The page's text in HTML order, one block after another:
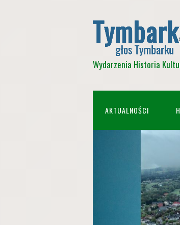
Wydarzenia Historia
AKTUALNOŚCI